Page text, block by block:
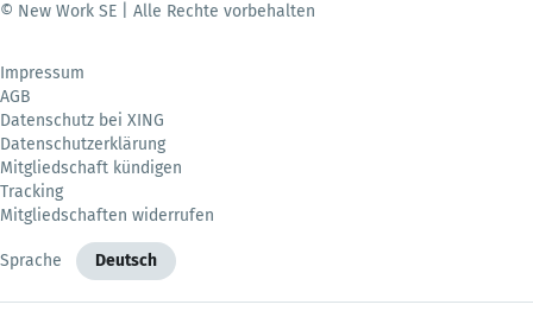
© New Work SE | Alle Rechte vorbehalten
Impressum
AGB
Datenschutz bei XING
Datenschutzerklärung
Mitgliedschaft kündigen
Tracking
Mitgliedschaften widerrufen
Sprache Deutsch